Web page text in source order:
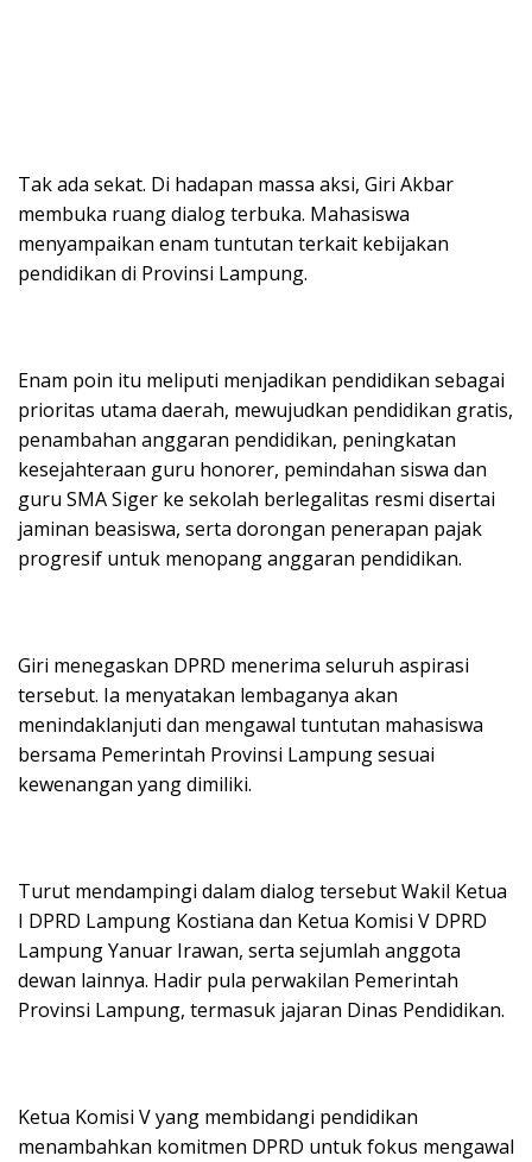
Tak ada sekat. Di hadapan massa aksi, Giri Akbar
membuka ruang dialog terbuka. Mahasiswa
menyampaikan enam tuntutan terkait kebijakan
pendidikan di Provinsi Lampung.
Enam poin itu meliputi menjadikan pendidikan sebagai
prioritas utama daerah, mewujudkan pendidikan gratis,
penambahan anggaran pendidikan, peningkatan
kesejahteraan guru honorer, pemindahan siswa dan
guru SMA Siger ke sekolah berlegalitas resmi disertai
jaminan beasiswa, serta dorongan penerapan pajak
progresif untuk menopang anggaran pendidikan.
Giri menegaskan DPRD menerima seluruh aspirasi
tersebut. Ia menyatakan lembaganya akan
menindaklanjuti dan mengawal tuntutan mahasiswa
bersama Pemerintah Provinsi Lampung sesuai
kewenangan yang dimiliki.
Turut mendampingi dalam dialog tersebut Wakil Ketua
I DPRD Lampung Kostiana dan Ketua Komisi V DPRD
Lampung Yanuar Irawan, serta sejumlah anggota
dewan lainnya. Hadir pula perwakilan Pemerintah
Provinsi Lampung, termasuk jajaran Dinas Pendidikan.
Ketua Komisi V yang membidangi pendidikan
menambahkan komitmen DPRD untuk fokus mengawal